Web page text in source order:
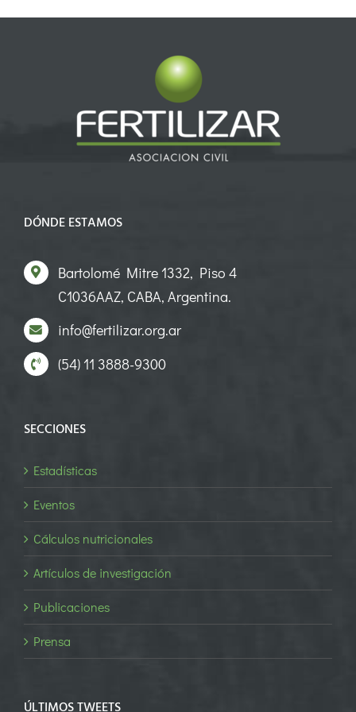
DÓNDE ESTAMOS
Bartolomé Mitre 1332, Piso 4
C1036AAZ, CABA, Argentina.
info@fertilizar.org.ar
(54) 11 3888-9300
SECCIONES
Estadísticas
Eventos
Cálculos nutricionales
Artículos de investigación
Publicaciones
Prensa